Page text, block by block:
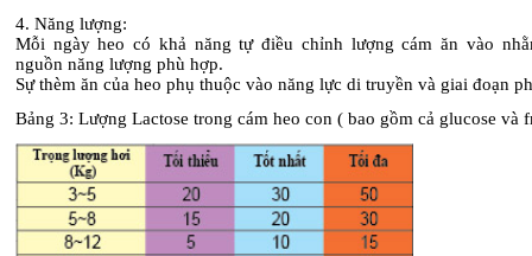
4. Năng lượng:
Mỗi ngày heo có khả năng tự điều chỉnh lượng cám ăn vào
nguồn năng lượng phù hợp.
Sự thèm ăn của heo phụ thuộc vào năng lực di truyền và giai đoạn
Bảng 3: Lượng Lactose trong cám heo con ( bao gồm cả glucose và